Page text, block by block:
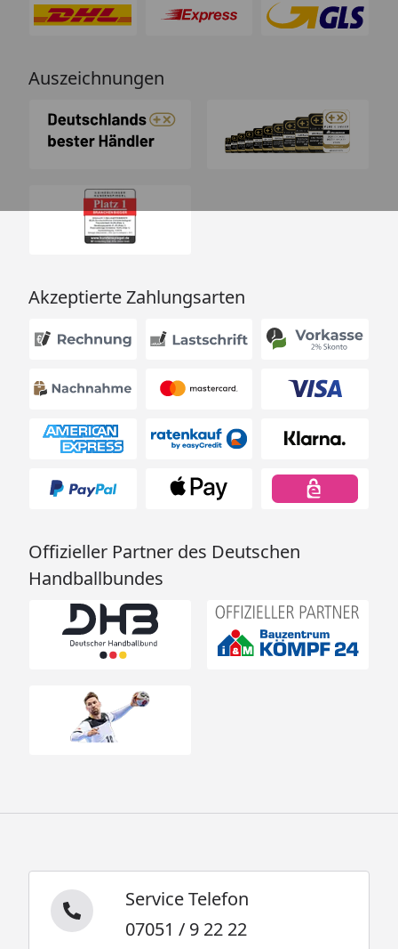
Auszeichnungen
Akzeptierte Zahlungsarten
Offizieller Partner des Deutschen
Handballbundes
Service Telefon
07051 / 9 22 22